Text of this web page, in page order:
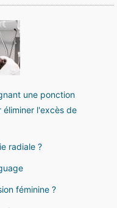
une ponction
l'excès de
radiale ?
féminine ?